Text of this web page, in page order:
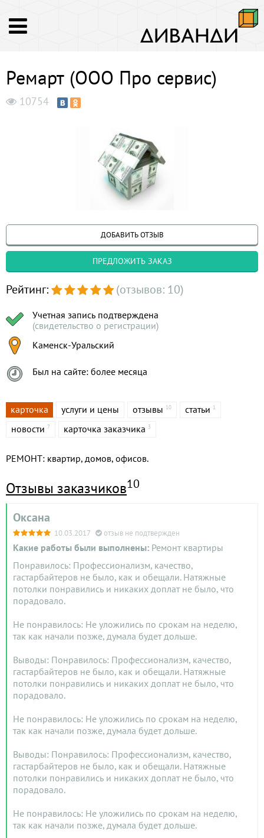
Ремарт (ООО Про сервис)
10754
ДОБАВИТЬ ОТЗЫВ
ПРЕДЛОЖИТЬ ЗАКАЗ
Рейтинг: (отзывов: 10)
Учетная запись подтверждена
(свидетельство о регистрации)
Каменск-Уральский
Был на сайте: более месяца
карточка услуги и цены отзывы 10 статьи 1
новости 7 карточка заказчика 3
РЕМОНТ: квартир, домов, офисов.
Отзывы заказчиков10
Оксана
10.03.2017 отзыв не подтвержден
Какие работы были выполнены: Ремонт квартиры
Понравилось: Профессионализм, качество,
гастарбайтеров не было, как и обещали. Натяжные
потолки понравились и никаких доплат не было, что
порадовало.
Не понравилось: Не уложились по срокам на неделю,
так как начали позже, думала будет дольше.
Выводы: Понравилось: Профессионализм, качество,
гастарбайтеров не было, как и обещали. Натяжные
потолки понравились и никаких доплат не было, что
порадовало.
Не понравилось: Не уложились по срокам на неделю,
так как начали позже, думала будет дольше.
Выводы: Понравилось: Профессионализм, качество,
гастарбайтеров не было, как и обещали. Натяжные
потолки понравились и никаких доплат не было, что
порадовало.
Не понравилось: Не уложились по срокам на неделю,
так как начали позже, думала будет дольше.